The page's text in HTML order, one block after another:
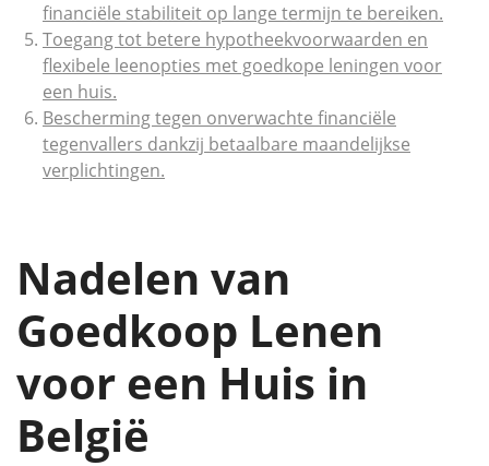
financiële stabiliteit op lange termijn te bereiken.
Toegang tot betere hypotheekvoorwaarden en
flexibele leenopties met goedkope leningen voor
een huis.
Bescherming tegen onverwachte financiële
tegenvallers dankzij betaalbare maandelijkse
verplichtingen.
Nadelen van
Goedkoop Lenen
voor een Huis in
België